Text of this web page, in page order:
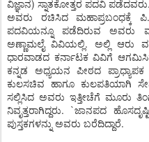
ವಿಜ್ಞಾನ) ಸ್ನಾತಕೋತ್ತರ ಪದವಿ
ಅವರು ರಚಿಸಿದ
ಪದವಿಯನ್ನೂ ಪಡೆದಿರುವ ಅವರು
ಅಣ್ಣಾಮಲೈ ವಿವಿಯಲ್ಲಿ. ಅಲ್ಲಿ ಆರು
ಧಾರವಾಡದ ಕರ್ನಾಟಕ ವಿವಿಗೆ
ಕನ್ನಡ ಅಧ್ಯಯನ ಪೀಠದ
ಕುಲಸಚಿವ ಹಾಗೂ ಕುಲಪತಿಯಾಗಿ
ಸಲ್ಲಿಸಿದ ಅವರು ಇತ್ತೀಚೆಗೆ ಮೂರು
ನಿವೃತ್ತರಾಗಿದ್ದರು. `ಜಾನಪದ
ಪುಸ್ತಕಗಳನ್ನು ಅವರು ಬರೆದಿದ್ದಾರೆ.